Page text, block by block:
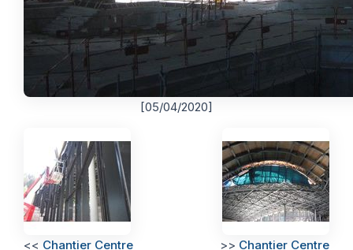
[05/04/2020]
<< Chantier Centre >> Chantier Centre